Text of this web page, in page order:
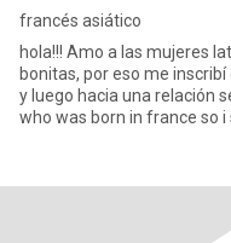
francés asiático
hola!!! Amo a las mujeres latinas porque son serias, francas y muy
bonitas, por eso me
y luego hacia una relación seria. i living in paris